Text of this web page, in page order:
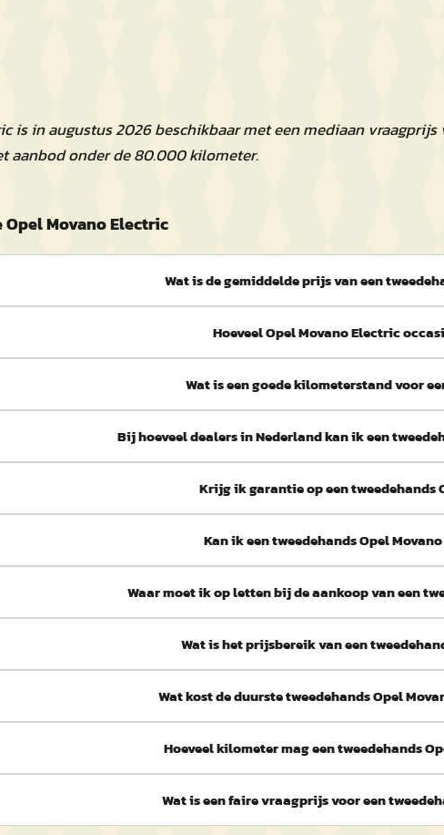
is in augustus 2026 beschikbaar met een mediaan vraagprijs
aanbod onder de 80.000 kilometer.
Movano Electric
Wat is de gemiddelde prijs van een
Hoeveel Opel Movano Electric
Wat is een goede kilometerstand voor
Bij hoeveel dealers in Nederland kan ik een
Krijg ik garantie op een tweedehands
Kan ik een tweedehands Opel
Waar moet ik op letten bij de aankoop van een
Wat is het prijsbereik van een
Wat kost de duurste tweedehands Opel
Hoeveel kilometer mag een tweedehands
Wat is een faire vraagprijs voor een